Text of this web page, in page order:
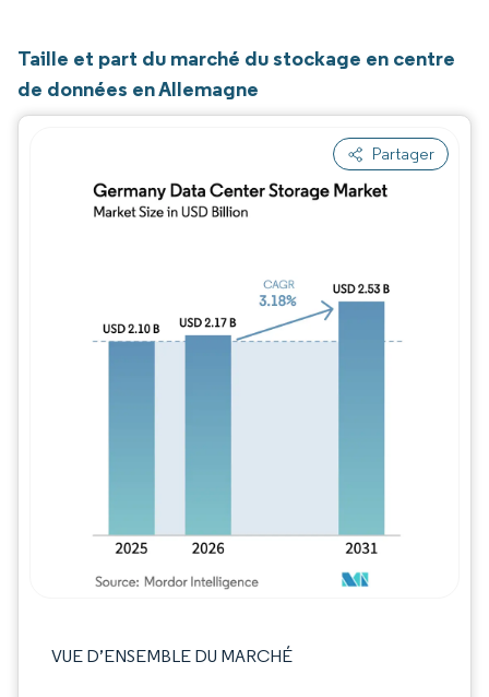
Taille et part du marché du stockage en centre
de données en Allemagne
Partager
VUE D’ENSEMBLE DU MARCHÉ